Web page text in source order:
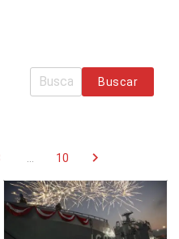
Buscar
10 chevron_right